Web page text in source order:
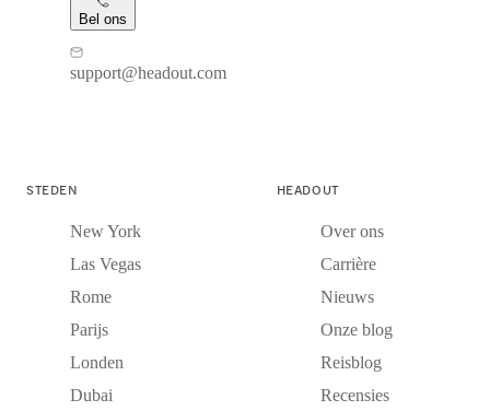
Bel ons
support@headout.com
STEDEN
New York
Las Vegas
Rome
Parijs
Londen
Dubai
HEADOUT
Over ons
Carrière
Nieuws
Onze blog
Reisblog
Recensies